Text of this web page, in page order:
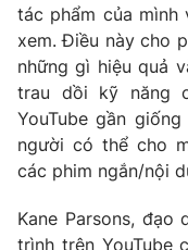
tác phẩm của
xem. Điều này cho
những gì hiệu quả
trau dồi kỹ năng
YouTube gần
người có thể cho
các phim ngắn/nội
Kane Parsons, đạo
trình trên YouTube